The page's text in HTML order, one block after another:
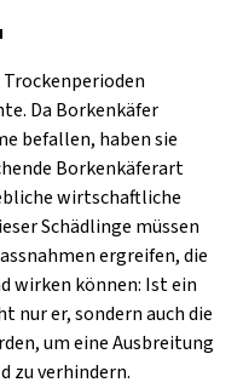
Da Borkenkäfer
befallen, haben sie
Borkenkäferart
wirtschaftliche
Schädlinge müssen
ergreifen, die
wirken können: Ist ein
nur er, sondern auch die
um eine Ausbreitung
zu verhindern.